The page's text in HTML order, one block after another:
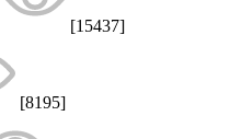
[15437]
[8195]